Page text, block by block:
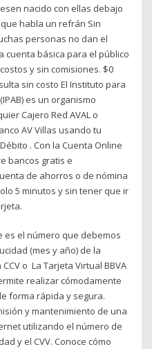
nacido con ellas debajo
habla un refrán Sin
personas no dan el
cuenta básica para el público
y sin comisiones. $0
sin costo El Instituto para
es un organismo
Cajero Red AVAL o
AV Villas usando tu
. Con la Cuenta Online
bancos gratis e
de ahorros o de nómina
5 minutos y sin tener que ir
es el número que debemos
(mes y año) de la
o La Tarjeta Virtual BBVA
realizar cómodamente
forma rápida y segura.
y mantenimiento de una
utilizando el número de
y el CVV. Conoce cómo